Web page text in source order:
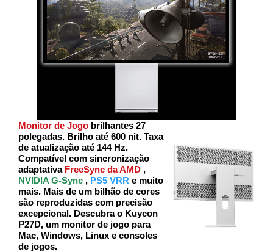
Monitor de Jogo brilhantes 27
polegadas. Brilho até 600 nit. Taxa
de atualização até 144 Hz.
Compatível com sincronização
adaptativa FreeSync da AMD ,
NVIDIA G-Sync , PS5 VRR e muito
mais. Mais de um bilhão de cores
são reproduzidas com precisão
excepcional. Descubra o Kuycon
P27D, um monitor de jogo para
Mac, Windows, Linux e consoles
de jogos.